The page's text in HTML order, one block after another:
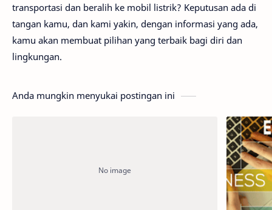
transportasi dan beralih ke mobil listrik? Keputusan ada di
tangan kamu, dan kami yakin, dengan informasi yang ada,
kamu akan membuat pilihan yang terbaik bagi diri dan
lingkungan.
Anda mungkin menyukai postingan ini